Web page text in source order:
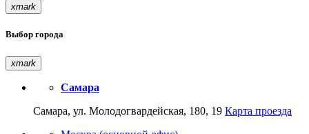
xmark
Выбор города
xmark
Самара
Самара, ул. Молодогвардейская, 180, 19 Карта проезда